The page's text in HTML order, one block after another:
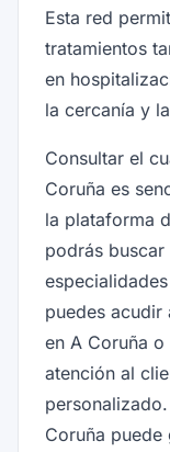
Esta red
tratamientos
en
la cercanía y
Consultar el
Coruña es
la plataforma
podrás
puedes acudir
en A Coruña
atención al
Coruña puede